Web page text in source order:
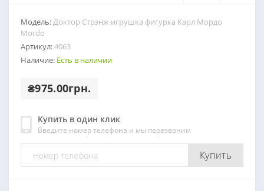
Модель:Доктор Стрэнж игрушка фигурка Карл Мордо
Mordo
Артикул:4063
Наличие: Есть в наличии
₴975.00грн.
Купить в один клик
Введите номер телефона и мы перезвоним
Купить